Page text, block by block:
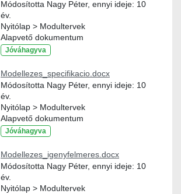
Módosította Nagy Péter, ennyi ideje: 10
év.
Nyitólap > Modultervek
Alapvető dokumentum
Jóváhagyva
Modellezes_specifikacio.docx
Módosította Nagy Péter, ennyi ideje: 10
év.
Nyitólap > Modultervek
Alapvető dokumentum
Jóváhagyva
Modellezes_igenyfelmeres.docx
Módosította Nagy Péter, ennyi ideje: 10
év.
Nyitólap > Modultervek